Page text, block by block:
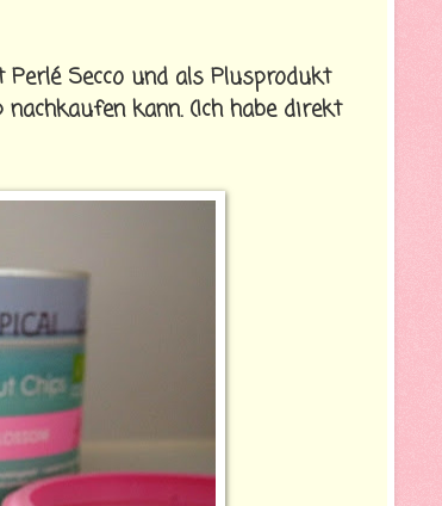
Perlé Secco und als Plusprodukt
kann. (Ich habe direkt